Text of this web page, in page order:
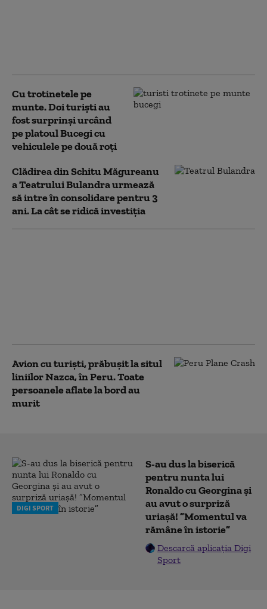
Cu trotinetele pe
munte. Doi turiști au
fost surprinși urcând
pe platoul Bucegi cu
vehiculele pe două roți
Clădirea din Schitu Măgureanu
a Teatrului Bulandra urmează
să intre în consolidare pentru 3
ani. La cât se ridică investiția
Avion cu turiști, prăbușit la situl
liniilor Nazca, în Peru. Toate
persoanele aflate la bord au
murit
DIGI SPORT
S-au dus la biserică
pentru nunta lui
Ronaldo cu Georgina și
au avut o surpriză
uriașă! ”Momentul va
rămâne în istorie”
Descarcă aplicația Digi
Sport